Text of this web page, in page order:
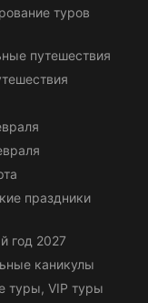
туров
путешествия
праздники
год 2027
каникулы
туры, VIP туры